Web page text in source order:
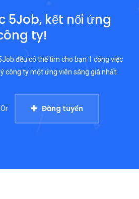
5Job, kết nối ứng
ty!
đều có thể tìm cho bạn 1 công việc
công ty một ứng viên sáng giá nhất.
Or Đăng tuyển